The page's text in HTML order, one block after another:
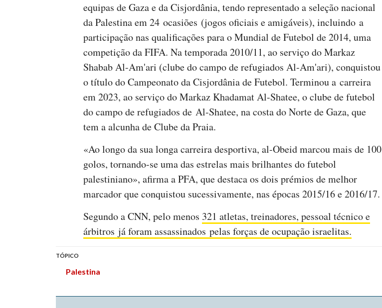
equipas de Gaza e da Cisjordânia, tendo representado a seleção nacional
da Palestina em 24 ocasiões (jogos oficiais e amigáveis), incluindo a
participação nas qualificações para o Mundial de Futebol de 2014, uma
competição da FIFA. Na temporada 2010/11, ao serviço do Markaz
Shabab Al-Am'ari (clube do campo de refugiados Al-Am'ari), conquistou
o título do Campeonato da Cisjordânia de Futebol. Terminou a carreira
em 2023, ao serviço do Markaz Khadamat Al-Shatee, o clube de futebol
do campo de refugiados de Al-Shatee, na costa do Norte de Gaza, que
tem a alcunha de Clube da Praia.
«Ao longo da sua longa carreira desportiva, al-Obeid marcou mais de 100
golos, tornando-se uma das estrelas mais brilhantes do futebol
palestiniano», afirma a PFA, que destaca os dois prémios de melhor
marcador que conquistou sucessivamente, nas épocas 2015/16 e 2016/17.
Segundo a CNN, pelo menos 321 atletas, treinadores, pessoal técnico e
árbitros já foram assassinados pelas forças de ocupação israelitas.
TÓPICO
Palestina